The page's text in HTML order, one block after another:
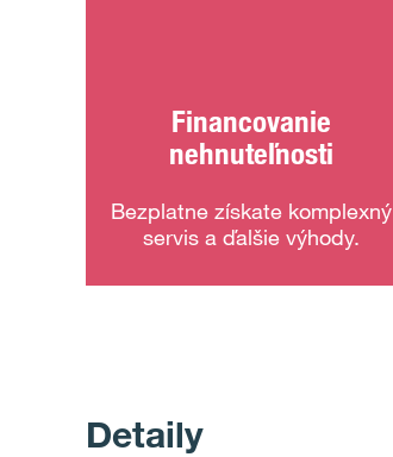
Financovanie
nehnuteľnosti
Bezplatne získate komplexný
servis a ďalšie výhody.
Detaily